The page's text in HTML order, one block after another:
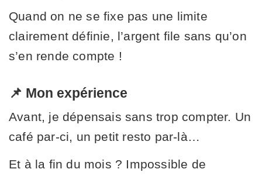
Quand on ne se fixe pas une limite
clairement définie, l’argent file sans qu’on
s’en rende compte !
📌 Mon expérience
Avant, je dépensais sans trop compter. Un
café par-ci, un petit resto par-là…
Et à la fin du mois ? Impossible de